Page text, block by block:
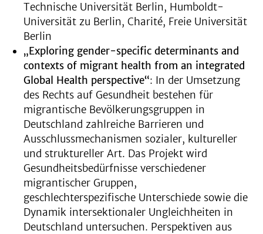
Technische Universität Berlin, Humboldt-
Universität zu Berlin, Charité, Freie Universität
Berlin
„Exploring gender-specific determinants and
contexts of migrant health from an integrated
Global Health perspective“: In der Umsetzung
des Rechts auf Gesundheit bestehen für
migrantische Bevölkerungsgruppen in
Deutschland zahlreiche Barrieren und
Ausschlussmechanismen sozialer, kultureller
und struktureller Art. Das Projekt wird
Gesundheitsbedürfnisse verschiedener
migrantischer Gruppen,
geschlechterspezifische Unterschiede sowie die
Dynamik intersektionaler Ungleichheiten in
Deutschland untersuchen. Perspektiven aus